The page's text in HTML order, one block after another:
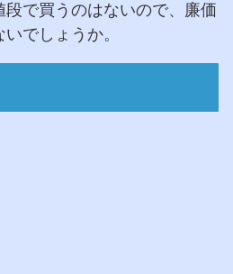
段で買うのはないので、廉価
でしょうか。